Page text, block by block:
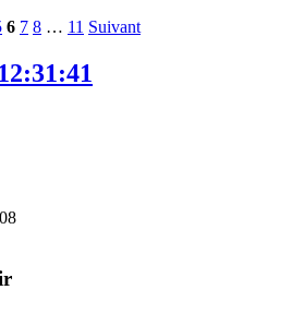
6 7 8 … 11 Suivant